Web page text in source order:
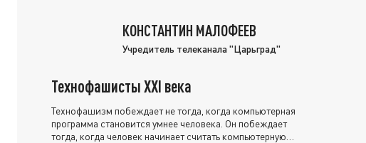
КОНСТАНТИН МАЛОФЕЕВ
Учредитель телеканала "Царьград"
Технофашисты XXI века
Технофашизм побеждает не тогда, когда компьютерная
программа становится умнее человека. Он побеждает
тогда, когда человек начинает считать компьютерную